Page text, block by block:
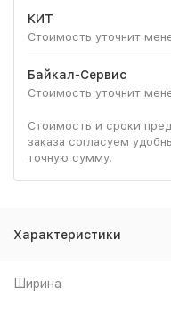
КИТ
Стоимость уточнит
Байкал-Сервис
Стоимость уточнит
Стоимость и сроки
заказа согласуем
точную сумму.
Характеристики
Ширина